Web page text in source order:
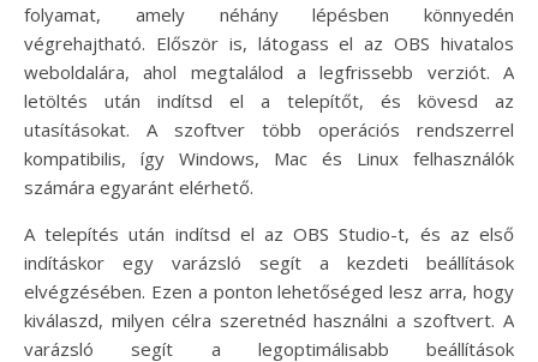
folyamat, amely néhány lépésben könnyedén
végrehajtható. Először is, látogass el az OBS hivatalos
weboldalára, ahol megtalálod a legfrissebb verziót. A
letöltés után indítsd el a telepítőt, és kövesd az
utasításokat. A szoftver több operációs rendszerrel
kompatibilis, így Windows, Mac és Linux felhasználók
számára egyaránt elérhető.
A telepítés után indítsd el az OBS Studio-t, és az első
indításkor egy varázsló segít a kezdeti beállítások
elvégzésében. Ezen a ponton lehetőséged lesz arra, hogy
kiválaszd, milyen célra szeretnéd használni a szoftvert. A
varázsló segít a legoptimálisabb beállítások